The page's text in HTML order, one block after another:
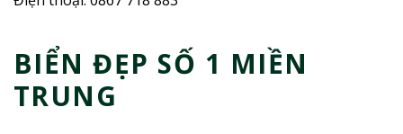
BIỂN ĐẸP SỐ 1 MIỀN
TRUNG